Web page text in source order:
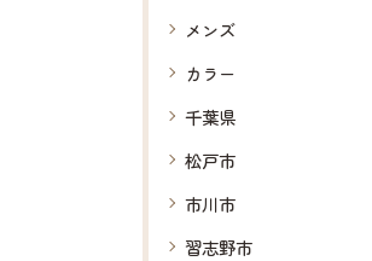
メンズ
カラー
千葉県
松戸市
市川市
習志野市